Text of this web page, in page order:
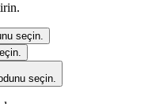
seçin.
seçin.